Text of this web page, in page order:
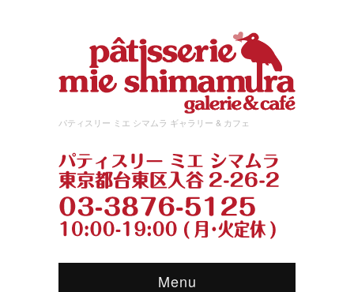
パティスリー ミエ シマムラ ギャラリー & カフェ
Menu